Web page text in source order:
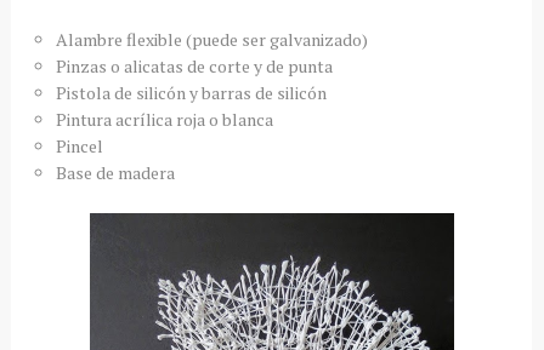
Alambre flexible (puede ser galvanizado)
Pinzas o alicatas de corte y de punta
Pistola de silicón y barras de silicón
Pintura acrílica roja o blanca
Pincel
Base de madera